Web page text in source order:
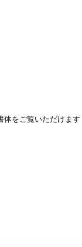
体をご覧いただけます